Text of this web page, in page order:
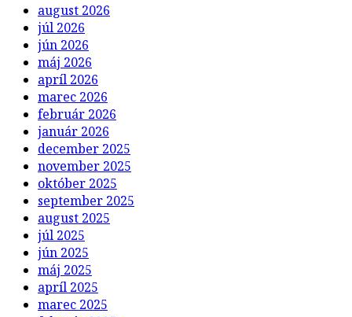
august 2026
júl 2026
jún 2026
máj 2026
apríl 2026
marec 2026
február 2026
január 2026
december 2025
november 2025
október 2025
september 2025
august 2025
júl 2025
jún 2025
máj 2025
apríl 2025
marec 2025